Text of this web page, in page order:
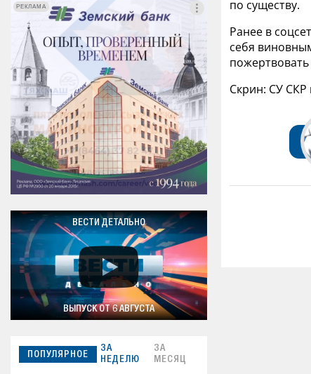
РЕКЛАМА
РЕКЛАМА
ВЕСТИ ДЕТАЛЬНО
ВЫПУСК ОТ 6 АВГУСТА
ПОПУЛЯРНОЕ
ЗА
НЕДЕЛЮ
ЗА
МЕСЯЦ
по существу.
Ранее в
себя
Скрин: СУ СКР